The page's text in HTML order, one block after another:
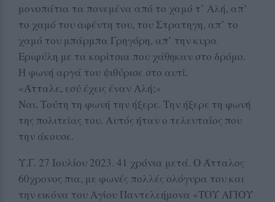
μονοπάτια τα πονεμένα από το χαμό τ’ Αλή, απ’
το χαμό του αφέντη του, του Στρατηγη, απ’ το
χαμό του μπάρμπα Γρηγόρη, απ’ την κυρα
Εριφύλη με τα κορίτσια που χάθηκαν στο δρόμο.
Η φωνή αργά του ψιθύρισε στο αυτί.
«Άτταλε, εσύ έχεις έναν Αλή;»
Ναι. Τούτη τη φωνή την ήξερε. Την ήξερε τη φωνή
της πολιτείας του. Αυτός ήταν ο τελευταίος που
την άκουσε.
Υ.Γ. 27 Ιουλίου 2023. 41 χρόνια μετά. Ο Άτταλος
60χρονος πια, με φωνές πολλές ολόγυρα του και
την εικόνα του Αγίου Παντελεήμονα «ΤΟΥ ΑΓΙΟΥ